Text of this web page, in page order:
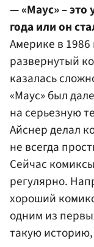
— «Маус» – это
года или он
Америке в 1986
развернутый
казалась
«Маус» был
на серьезную
Айснер делал
не всегда
Сейчас
регулярно.
хороший
одним из
такую